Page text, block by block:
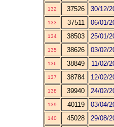
132 37526 30/12/
133 37511 06/01/
134 38503 25/01/
135 38626 03/02/
136 38849 11/02/
137 38784 12/02/
138 39940 24/02/
139 40119 03/04/
140 45028 29/08/